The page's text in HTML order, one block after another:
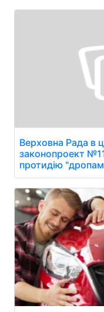
Верховна Рада в
законопроект
протидію